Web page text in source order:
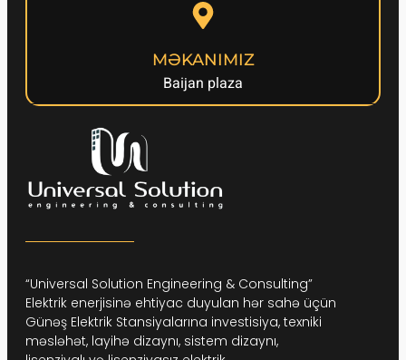
MƏKANIMIZ
Baijan plaza
“Universal Solution Engineering & Consulting”
Elektrik enerjisinə ehtiyac duyulan hər sahə üçün
Günəş Elektrik Stansiyalarına investisiya, texniki
məsləhət, layihə dizaynı, sistem dizaynı,